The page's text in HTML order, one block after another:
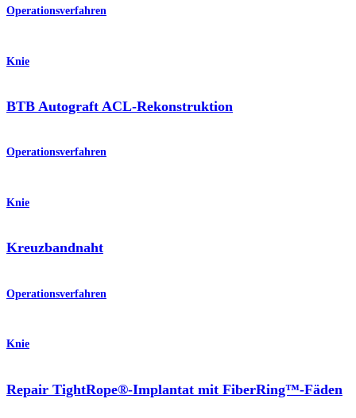
Operationsverfahren
Knie
BTB Autograft ACL-Rekonstruktion
Operationsverfahren
Knie
Kreuzbandnaht
Operationsverfahren
Knie
Repair TightRope®-Implantat mit FiberRing™-Fäden